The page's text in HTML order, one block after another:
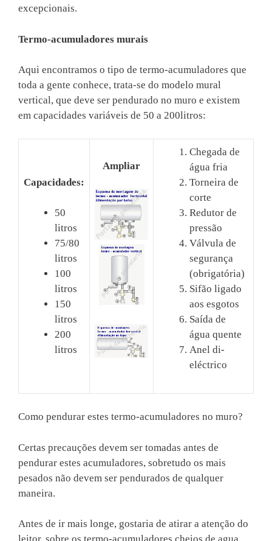
excepcionais.
Termo-acumuladores murais
Aqui encontramos o tipo de termo-acumuladores que
toda a gente conhece, trata-se do modelo mural
vertical, que deve ser pendurado no muro e existem
em capacidades variáveis de 50 a 200litros:
Capacidades:
50
litros
75/80
litros
100
litros
150
litros
200
litros
Ampliar
Chegada de
água fria
Torneira de
corte
Redutor de
pressão
Válvula de
segurança
(obrigatória)
Sifão ligado
aos esgotos
Saída de
água quente
Anel di-
eléctrico
Como pendurar estes termo-acumuladores no muro?
Certas precauções devem ser tomadas antes de
pendurar estes acumuladores, sobretudo os mais
pesados não devem ser pendurados de qualquer
maneira.
Antes de ir mais longe, gostaria de atirar a atenção do